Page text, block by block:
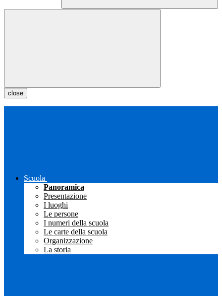
close
Scuola
Panoramica
Presentazione
I luoghi
Le persone
I numeri della scuola
Le carte della scuola
Organizzazione
La storia